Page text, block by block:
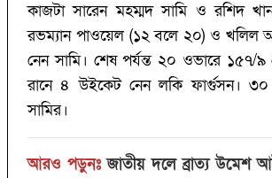
কাজটা সারেন মহম্মদ সামি ও রশিদ
রভম্যান পাওয়েল (‌১২ বলে ২০)‌ ও খলিল
নেন সামি। শেষ পর্যন্ত ২০ ওভারে ১৫৭/‌৯
রানে ৪ উইকেট নেন লকি ফার্গুসন।
সামির।
আরও পড়ুনঃ জাতীয় দলে ব্রাত্য উমেশ